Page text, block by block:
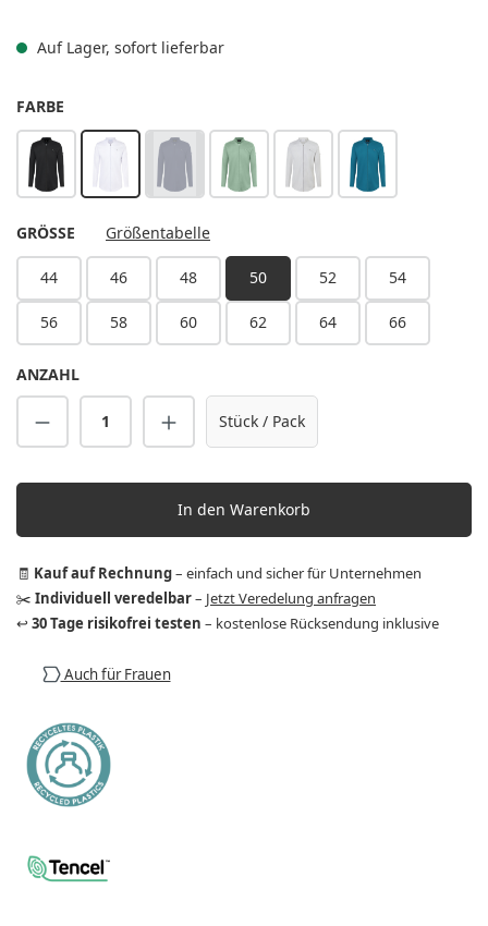
Auf Lager, sofort lieferbar
FARBE
schwarz stahlblau
(Diese Option ist zurzeit nicht verfügbar.)
pastellgrünsilbergrau dunkelpetrol
GRÖSSE AUSWÄHLEN
Größentabelle
44 46 48 50 52 54
56 58 60 62 64 66
ANZAHL
Produkt Anzahl: Gib den gewünschten
Stück / Pack
In den Warenkorb
🧾 Kauf auf Rechnung– einfach und sicher für Unternehmen
✂️ Individuell veredelbar– Jetzt Veredelung anfragen
↩️ 30 Tage risikofrei testen – kostenlose Rücksendung inklusive
Auch für Frauen